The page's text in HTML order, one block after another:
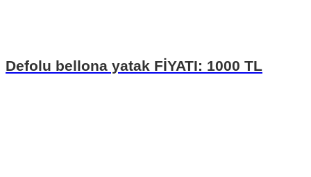
Defolu bellona yatak FİYATI: 1000 TL